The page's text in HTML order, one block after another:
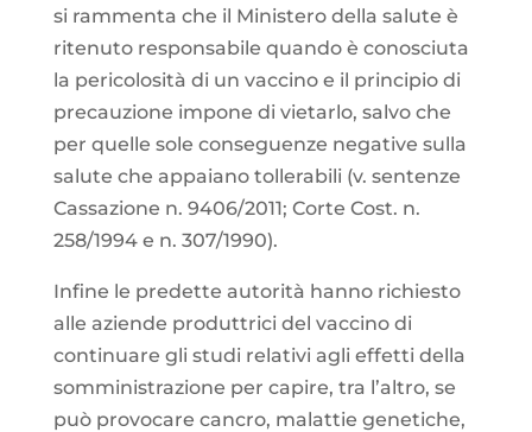
si rammenta che il Ministero della salute è
ritenuto responsabile quando è conosciuta
la pericolosità di un vaccino e il principio di
precauzione impone di vietarlo, salvo che
per quelle sole conseguenze negative sulla
salute che appaiano tollerabili (v. sentenze
Cassazione n. 9406/2011; Corte Cost. n.
258/1994 e n. 307/1990).
Infine le predette autorità hanno richiesto
alle aziende produttrici del vaccino di
continuare gli studi relativi agli effetti della
somministrazione per capire, tra l’altro, se
può provocare cancro, malattie genetiche,